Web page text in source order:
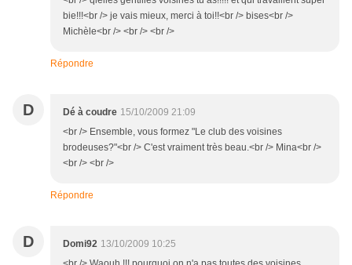
bie!!!<br /> je vais mieux, merci à toi!!<br /> bises<br />
Michèle<br /> <br /> <br />
Répondre
D Dé à coudre 15/10/2009 21:09
<br /> Ensemble, vous formez "Le club des voisines
brodeuses?"<br /> C'est vraiment très beau.<br /> Mina<br />
<br /> <br />
Répondre
D Domi92 13/10/2009 10:25